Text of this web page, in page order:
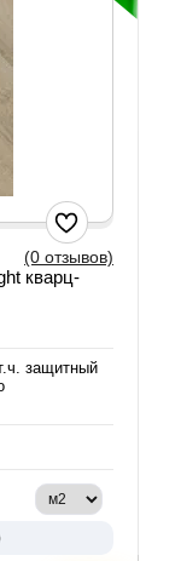
(0 отзывов)
кварц-
защитный